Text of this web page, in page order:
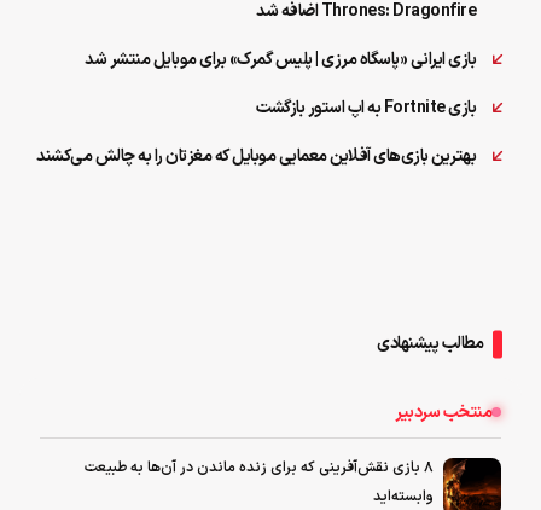
Thrones: Dragonfire اضافه شد
بازی ایرانی «پاسگاه مرزی | پلیس گمرک» برای موبایل منتشر شد
بازی Fortnite به اپ استور بازگشت
بهترین بازی‌های آفلاین معمایی موبایل که مغزتان را به چالش می‌کشند
مطالب پیشنهادی
منتخب سردبیر
۸ بازی نقش‌آفرینی که برای زنده ماندن در آن‌ها به طبیعت
وابسته‌اید